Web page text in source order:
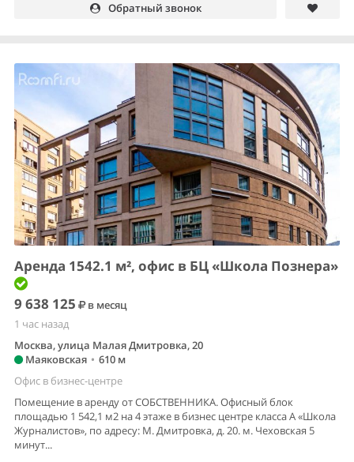
Обратный звонок
Аренда 1542.1 м², офис в БЦ «Школа Познера»
9 638 125
в месяц
1 час назад
Москва, улица Малая Дмитровка, 20
Маяковская • 610 м
Офис в бизнес-центре
Помещение в аренду от СОБСТВЕННИКА. Офисный блок
площадью 1 542,1 м2 на 4 этаже в бизнес центре класса А «Школа
Журналистов», по адресу: М. Дмитровка, д. 20. м. Чеховская 5
минут...